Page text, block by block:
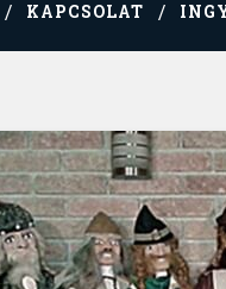
KAPCSOLAT